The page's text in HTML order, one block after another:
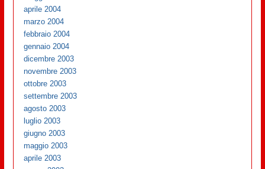
aprile 2004
marzo 2004
febbraio 2004
gennaio 2004
dicembre 2003
novembre 2003
ottobre 2003
settembre 2003
agosto 2003
luglio 2003
giugno 2003
maggio 2003
aprile 2003